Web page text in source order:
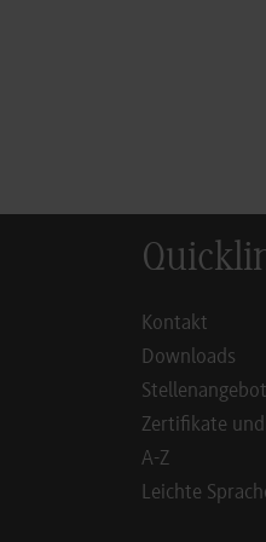
Kontakt
Downloads
Zertifikate
A-Z
Leichte